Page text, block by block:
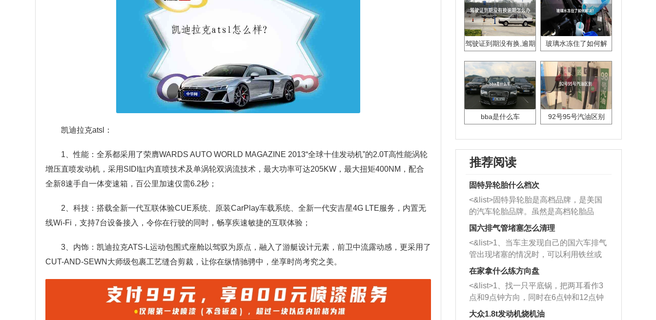
凯迪拉克atsl：
1、性能：全系都采用了荣膺WARDS AUTO WORLD MAGAZINE 2013“全球十佳发动机”的2.0T高性能涡轮
增压直喷发动机，采用SIDI缸内直喷技术及单涡轮双涡流技术，最大功率可达205KW，最大扭矩400NM，配合
全新8速手自一体变速箱，百公里加速仅需6.2秒；
2、科技：搭载全新一代互联体验CUE系统、原装CarPlay车载系统、全新一代安吉星4G LTE服务，内置无
线Wi-Fi，支持7台设备接入，令你在行驶的同时，畅享疾速敏捷的互联体验；
3、内饰：凯迪拉克ATS-L运动包围式座舱以驾驭为原点，融入了游艇设计元素，前卫中流露动感，更采用了
CUT-AND-SEWN大师级包裹工艺缝合剪裁，让你在纵情驰骋中，坐享时尚考究之美。
驾驶证到期没有换,逾期
玻璃水冻住了如何解
bba是什么车 92号95号汽油区别
推荐阅读
固特异轮胎什么档次
<&list>固特异轮胎是高档品牌，是美国
的汽车轮胎品牌。虽然是高档轮胎品
牌，但是中高低端的轮胎都有生产，这
也是为了更好的开拓市场。
国六排气管堵塞怎么清理
<&list>1、当车主发现自己的国六车排气
管出现堵塞的情况时，可以利用铁丝或
者是细棍，直接将杂物给取出来，如果
堵塞情况比较严重，也可以采取应急措
施。 <&list>2、直接利用木棍将所有的
杂物推到排气管里面的位置处，然后将
三元催化器拆解开，就可以将堵塞的东
在家拿什么练方向盘
<&list>1、找一只平底锅，把两耳看作3
点和9点钟方向，同时在6点钟和12点钟
方向做一个标记。 <&list>2、双手握住
大众1.8t发动机烧机油